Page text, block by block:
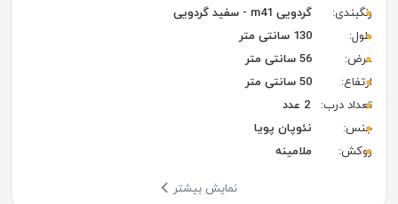
رنگبندی:
گردویی m41 - سفید گردویی
طول:
130 سانتی متر
عرض:
56 سانتی متر
ارتفاع:
50 سانتی متر
تعداد درب:
2 عدد
جنس:
نئوپان پویا
روکش:
ملامینه
نمایش بیشتر